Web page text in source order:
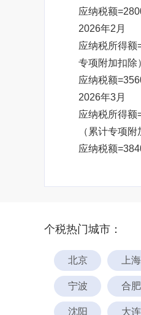
应纳税额
2026年2月
应纳税所得额
专项附加扣除
应纳税额
2026年3月
应纳税所得额
（累计专项
应纳税额
个税热门城市：
北京 上海
宁波 合肥
沈阳 大连